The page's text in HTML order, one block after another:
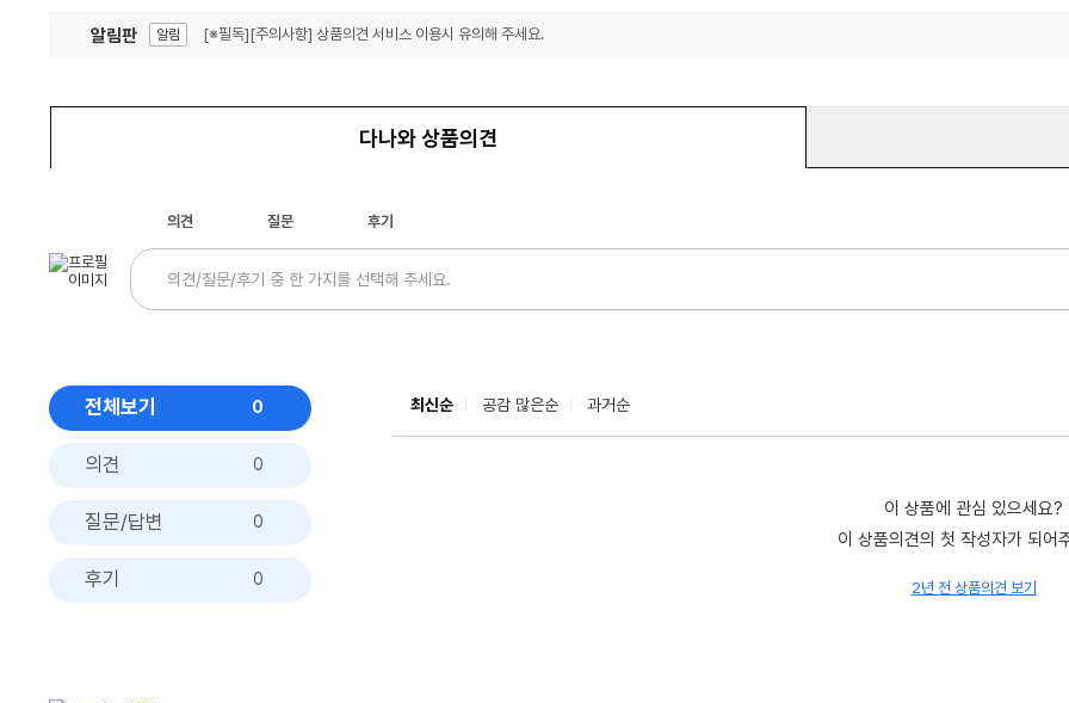
알림판 알림 [※필독][주의사항] 상품의견 서비스 이용시 유의해 주세요.
다나와 상품의견
의견 질문 후기
전체보기 0
의견 0
질문/답변 0
후기 0
최신순 공감 많은순 과거순
이 상품에 관심 있으세요?
이 상품의견의 첫 작성자가 되어
2년 전 상품의견 보기